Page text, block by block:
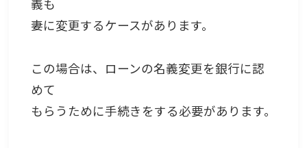
義も
妻に変更するケースがあります。
この場合は、ローンの名義変更を銀行に認
めて
もらうために手続きをする必要があります。